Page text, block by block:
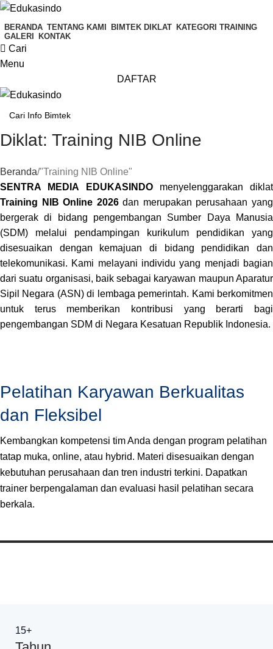
BERANDA TENTANG KAMI BIMTEK DIKLAT KATEGORI TRAINING
GALERI
KONTAK
Cari
Menu
DAFTAR
Diklat: Training NIB Online
Beranda "Training NIB Online"
SENTRA MEDIA EDUKASINDOmenyelenggarakan diklat
Training NIB Online 2026dan merupakan perusahaan yang
bergerak di bidang pengembangan Sumber Daya Manusia
(SDM) melalui pendampingan kurikulum pendidikan yang
disesuaikan dengan kemajuan di bidang pendidikan dan
telekomunikasi. Kami melayani individu yang menjadi bagian
dari suatu organisasi, baik sebagai karyawan maupun Aparatur
Sipil Negara (ASN) di lembaga pemerintah. Kami berkomitmen
untuk terus memberikan kontribusi yang berarti bagi
pengembangan SDM di Negara Kesatuan Republik Indonesia.
Pelatihan Karyawan Berkualitas
dan Fleksibel
Kembangkan kompetensi tim Anda dengan program pelatihan
tatap muka, online, atau hybrid. Materi disesuaikan dengan
kebutuhan perusahaan dan tren industri terkini. Dapatkan
trainer berpengalaman dan evaluasi hasil pelatihan secara
berkala.
15+